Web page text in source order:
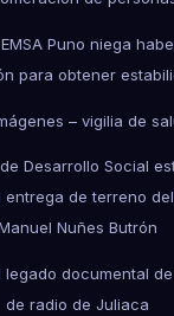
Puno niega
para obtener
– vigilia de
Desarrollo Social
de terreno
Nuñes Butrón
documental
de radio de Juliaca